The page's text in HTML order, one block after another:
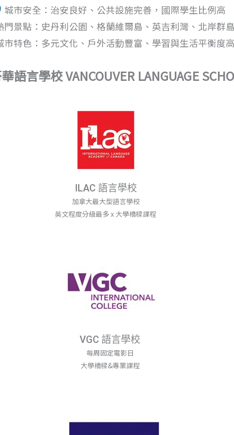
城市安全：治安良好、公共設施完善，國際學生比例高
景點：史丹利公園、格蘭維爾島、英吉利灣、北岸群島
特色：多元文化、戶外活動豐富、學習與生活平衡度高
語言學校 VANCOUVER LANGUAGE
ILAC 語言學校
加拿大最大型語言學校
英文程度分級最多 x 大學橋樑課程
VGC 語言學校
每周固定電影日
大學橋樑&專業課程